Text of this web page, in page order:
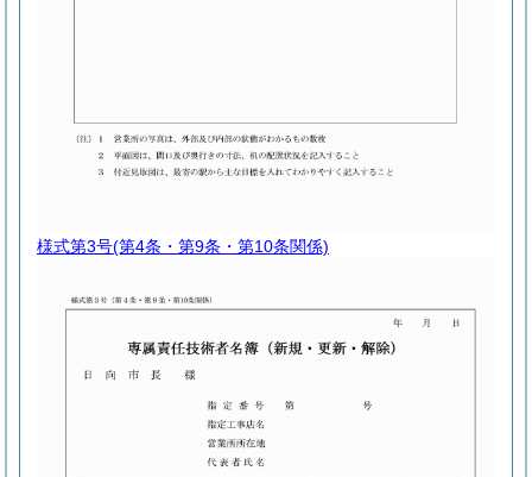
様式第3号(第4条・第9条・第10条関係)